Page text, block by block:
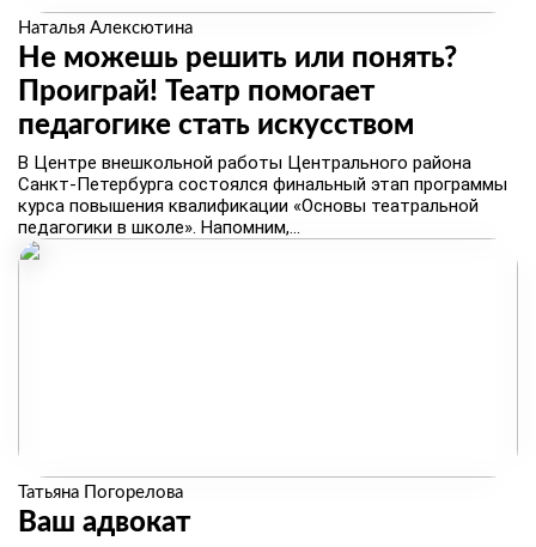
Наталья Алексютина
Не можешь решить или понять?
Проиграй! Театр помогает
педагогике стать искусством
В Центре внешкольной работы Центрального района
Санкт-Петербурга состоялся финальный этап программы
курса повышения квалификации «Основы театральной
педагогики в школе». Напомним,...
Татьяна Погорелова
Ваш адвокат